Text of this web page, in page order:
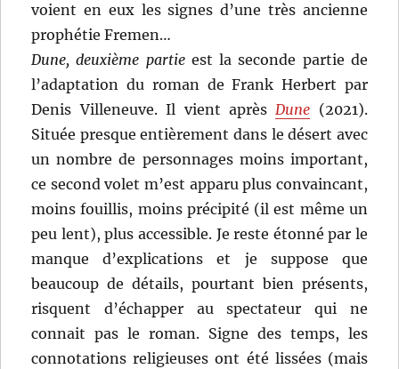
voient en eux les signes d’une très ancienne
prophétie Fremen…
Dune, deuxième partieest la seconde partie de
l’adaptation du roman de Frank Herbert par
Denis Villeneuve. Il vient aprèsDune (2021).
Située presque entièrement dans le désert avec
un nombre de personnages moins important,
ce second volet m’est apparu plus convaincant,
moins fouillis, moins précipité (il est même un
peu lent), plus accessible. Je reste étonné par le
manque d’explications et je suppose que
beaucoup de détails, pourtant bien présents,
risquent d’échapper au spectateur qui ne
connait pas le roman. Signe des temps, les
connotations religieuses ont été lissées (mais